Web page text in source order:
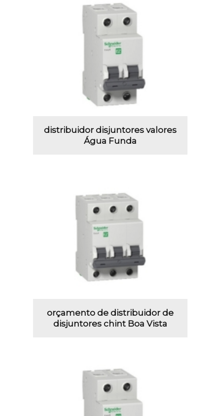
distribuidor disjuntores valores
Água Funda
orçamento de distribuidor de
disjuntores chint Boa Vista